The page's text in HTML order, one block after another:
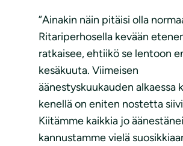
”Ainakin näin pitäisi olla
Ritariperhosella kevään
ratkaisee, ehtiikö se lentoon
kesäkuuta. Viimeisen
äänestyskuukauden alkaessa
kenellä on eniten nostetta
Kiitämme kaikkia jo
kannustamme vielä